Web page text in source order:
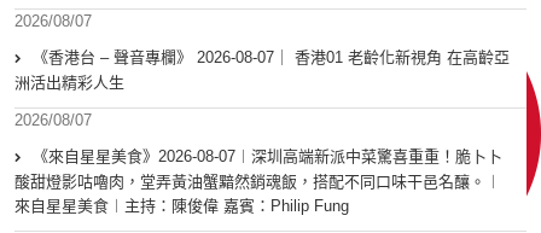
2026/08/07
《香港台 – 聲音專欄》 2026-08-07｜ 香港01 老齡化新視角 在高齡亞
洲活出精彩人生
2026/08/07
《來自星星美食》2026-08-07︱深圳高端新派中菜驚喜重重！脆卜卜
酸甜燈影咕嚕肉，堂弄黃油蟹黯然銷魂飯，搭配不同口味干邑名釀。︱
來自星星美食︱主持：陳俊偉 嘉賓：Philip Fung